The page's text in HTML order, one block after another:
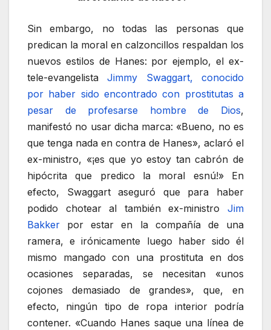
Sin embargo, no todas las personas que
predican la moral en calzoncillos respaldan los
nuevos estilos de Hanes: por ejemplo, el ex-
tele-evangelistaJimmy Swaggart, conocido
por haber sido encontrado con prostitutas a
pesar de profesarse hombre de Dios,
manifestó no usar dicha marca: «Bueno, no es
que tenga nada en contra de Hanes», aclaró el
ex-ministro, «¡es que yo estoy tan cabrón de
hipócrita que predico la moral esnú!» En
efecto, Swaggart aseguró que para haber
podido chotear al también ex-ministro Jim
Bakker por estar en la compañía de una
ramera, e irónicamente luego haber sido él
mismo mangado con una prostituta en dos
ocasiones separadas, se necesitan «unos
cojones demasiado de grandes», que, en
efecto, ningún tipo de ropa interior podría
contener. «Cuando Hanes saque una línea de